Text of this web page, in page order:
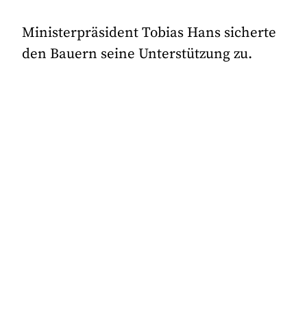
Ministerpräsident Tobias Hans sicherte
den Bauern seine Unterstützung zu.